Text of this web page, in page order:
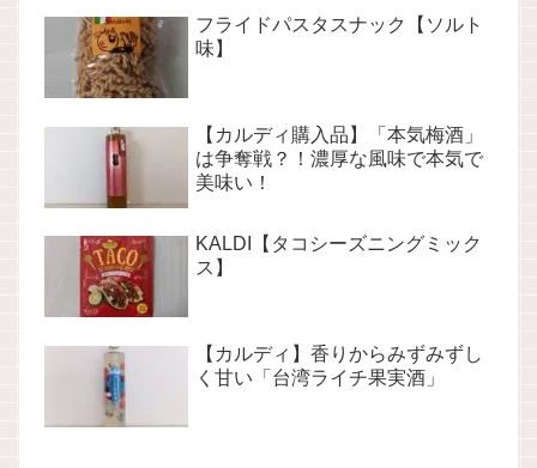
フライドパスタスナック【ソルト
味】
【カルディ購入品】「本気梅酒」
は争奪戦？！濃厚な風味で本気で
美味い！
KALDI【タコシーズニングミック
ス】
【カルディ】香りからみずみずし
く甘い「台湾ライチ果実酒」